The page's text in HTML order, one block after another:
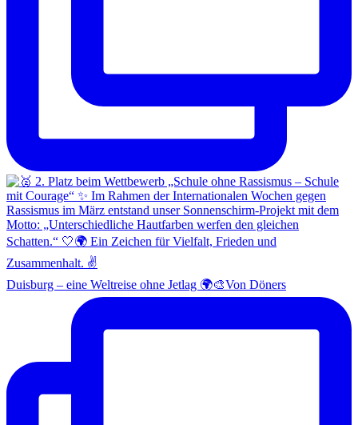
Duisburg – eine Weltreise ohne Jetlag 🌍🎨Von Döners